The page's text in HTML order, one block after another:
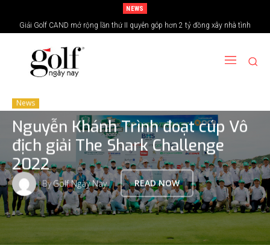
NEWS
24H Group tổ chức giải golf kỷ niệm 15 năm thành lập
News
Nguyễn Khánh Trình đoạt cúp Vô
địch giải The Shark Challenge
2022
ByGolf Ngày Nay READ NOW